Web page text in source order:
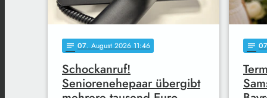
notes 07. August 2026 11:46
Schockanruf!
Seniorenehepaar übergibt
notes 07